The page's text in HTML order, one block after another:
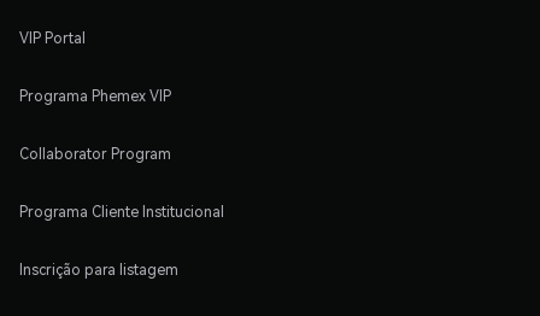
VIP Portal
Programa Phemex VIP
Collaborator Program
Programa Cliente Institucional
Inscrição para listagem